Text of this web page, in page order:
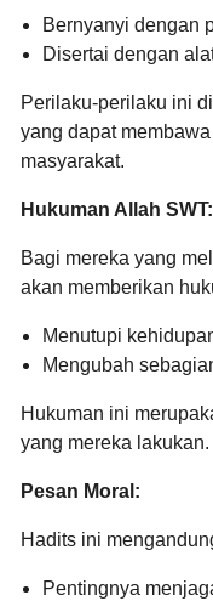
Bernyanyi dengan
Disertai dengan
Perilaku-perilaku ini
yang dapat
masyarakat.
Hukuman Allah SWT:
Bagi mereka yang
akan memberikan
Menutupi
Mengubah
Hukuman ini
yang mereka lakukan.
Pesan Moral:
Hadits ini
Pentingnya